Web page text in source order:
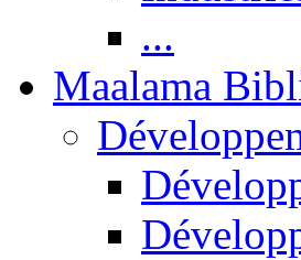
...
Maalama